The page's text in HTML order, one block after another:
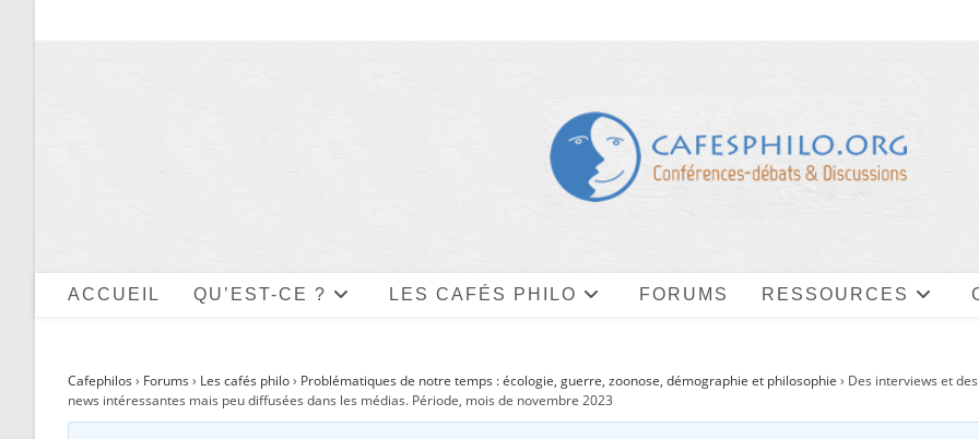
ACCUEIL QU’EST-CE ? LES CAFÉS PHILO FORUMS RESSOURCES
Cafephilos › Forums › Les cafés philo› Problématiques de notre temps : écologie, guerre, zoonose, démographie et philosophie › Des interviews et des
news intéressantes mais peu diffusées dans les médias. Période, mois de novembre 2023